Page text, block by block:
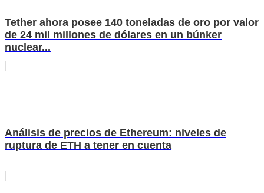
Tether ahora posee 140 toneladas de oro por valor
de 24 mil millones de dólares en un búnker
nuclear...
Análisis de precios de Ethereum: niveles de
ruptura de ETH a tener en cuenta